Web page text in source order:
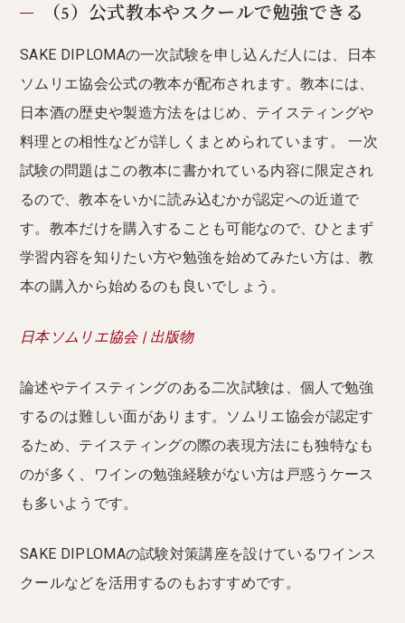
（5）公式教本やスクールで勉強できる
SAKE DIPLOMAの一次試験を申し込んだ人には、日本
ソムリエ協会公式の教本が配布されます。教本には、
日本酒の歴史や製造方法をはじめ、テイスティングや
料理との相性などが詳しくまとめられています。 一次
試験の問題はこの教本に書かれている内容に限定され
るので、教本をいかに読み込むかが認定への近道で
す。教本だけを購入することも可能なので、ひとまず
学習内容を知りたい方や勉強を始めてみたい方は、教
本の購入から始めるのも良いでしょう。
日本ソムリエ協会 | 出版物
論述やテイスティングのある二次試験は、個人で勉強
するのは難しい面があります。ソムリエ協会が認定す
るため、テイスティングの際の表現方法にも独特なも
のが多く、ワインの勉強経験がない方は戸惑うケース
も多いようです。
SAKE DIPLOMAの試験対策講座を設けているワインス
クールなどを活用するのもおすすめです。